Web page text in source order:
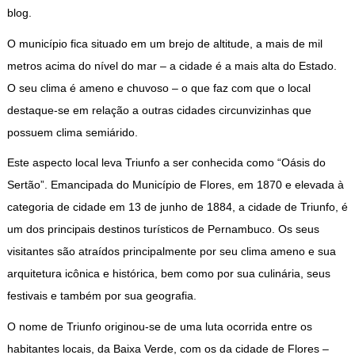
blog.
O município fica situado em um brejo de altitude, a mais de mil
metros acima do nível do mar – a cidade é a mais alta do Estado.
O seu clima é ameno e chuvoso – o que faz com que o local
destaque-se em relação a outras cidades circunvizinhas que
possuem clima semiárido.
Este aspecto local leva Triunfo a ser conhecida como “Oásis do
Sertão”. Emancipada do Município de Flores, em 1870 e elevada à
categoria de cidade em 13 de junho de 1884, a cidade de Triunfo, é
um dos principais destinos turísticos de Pernambuco. Os seus
visitantes são atraídos principalmente por seu clima ameno e sua
arquitetura icônica e histórica, bem como por sua culinária, seus
festivais e também por sua geografia.
O nome de Triunfo originou-se de uma luta ocorrida entre os
habitantes locais, da Baixa Verde, com os da cidade de Flores –